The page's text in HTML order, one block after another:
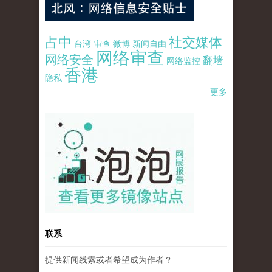
占中 台湾 审查 微博 新闻自由 社交媒体
网络安全 网络审查 网络监控 翻墙
隐私 香港
更多
pao-pao-banner-mirror-site-120814.jpg
联系
提供新闻线索或者希望成为作者？